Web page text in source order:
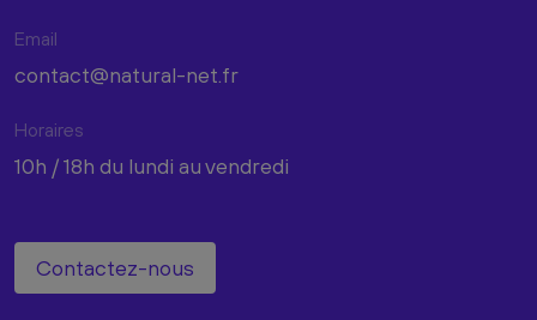
Email
contact@natural-net.fr
Horaires
10h / 18h du lundi au vendredi
Contactez-nous